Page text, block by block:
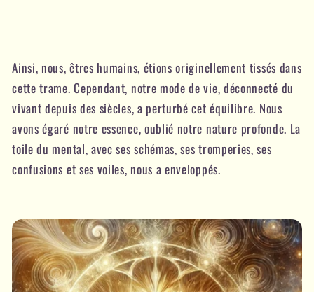
Ainsi, nous, êtres humains, étions originellement tissés dans
cette trame. Cependant, notre mode de vie, déconnecté du
vivant depuis des siècles, a perturbé cet équilibre. Nous
avons égaré notre essence, oublié notre nature profonde. La
toile du mental, avec ses schémas, ses tromperies, ses
confusions et ses voiles, nous a enveloppés.